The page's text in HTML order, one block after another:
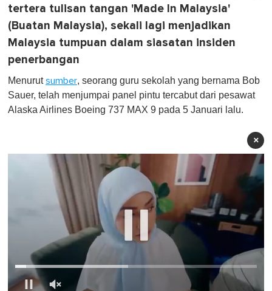
tertera tulisan tangan 'Made In Malaysia'
(Buatan Malaysia), sekali lagi menjadikan
Malaysia tumpuan dalam siasatan insiden
penerbangan
Menurutsumber, seorang guru sekolah yang bernama Bob
Sauer, telah menjumpai panel pintu tercabut dari pesawat
Alaska Airlines Boeing 737 MAX 9 pada 5 Januari lalu.
×